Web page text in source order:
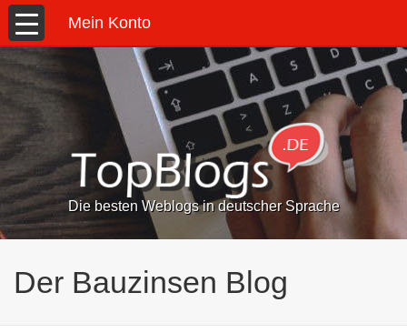
Mein Konto
Die besten Weblogs in deutscher Sprache
Der Bauzinsen Blog